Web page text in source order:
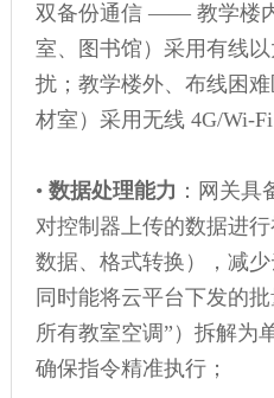
双备份通信 —— 教学楼
室、图书馆）采用有线
扰；教学楼外、布线困
材室）采用无线 4G/Wi-
• 数据处理能力 ：网关具
对控制器上传的数据进
数据、格式转换），减
同时能将云平台下发的
所有教室空调”）拆解为
确保指令精准执行；